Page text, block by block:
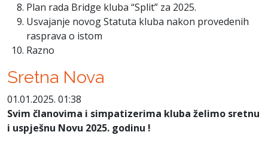
Plan rada Bridge kluba “Split” za 2025.
Usvajanje novog Statuta kluba nakon provedenih
rasprava o istom
Razno
Sretna Nova
01.01.2025. 01:38
Svim članovima i simpatizerima kluba želimo sretnu
i uspješnu Novu 2025. godinu !